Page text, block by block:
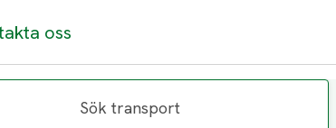
oss
Sök transport